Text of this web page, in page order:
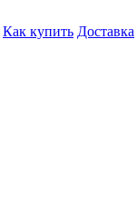
Как купить Доставка